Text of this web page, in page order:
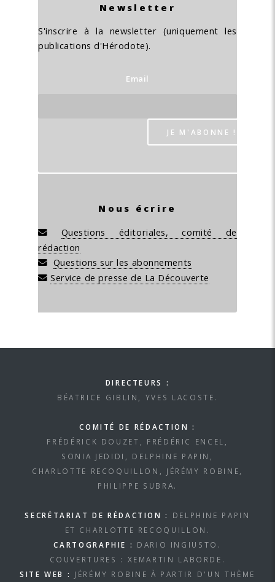
Newsletter
S'inscrire à la newsletter (uniquement les
publications d'Hérodote).
Email
Nous écrire
Questions éditoriales, comité de
rédaction
Questions sur les abonnements
Service de presse de La Découverte
DIRECTEURS :
BÉATRICE GIBLIN, YVES LACOSTE.
COMITÉ DE RÉDACTION :
FRÉDÉRICK DOUZET, FRÉDÉRIC ENCEL,
SONIA JEDIDI, DELPHINE PAPIN,
CHARLOTTE RECOQUILLON, JÉRÉMY ROBINE,
PHILIPPE SUBRA.
SECRÉTARIAT DE RÉDACTION :
DELPHINE PAPIN
ET CHARLOTTE RECOQUILLON.
CARTOGRAPHIE :
DARIO INGIUSTO.
COUVERTURES : XEMARTIN LABORDE.
SITE WEB :
JÉRÉMY ROBINE À PARTIR D'UN THÈME